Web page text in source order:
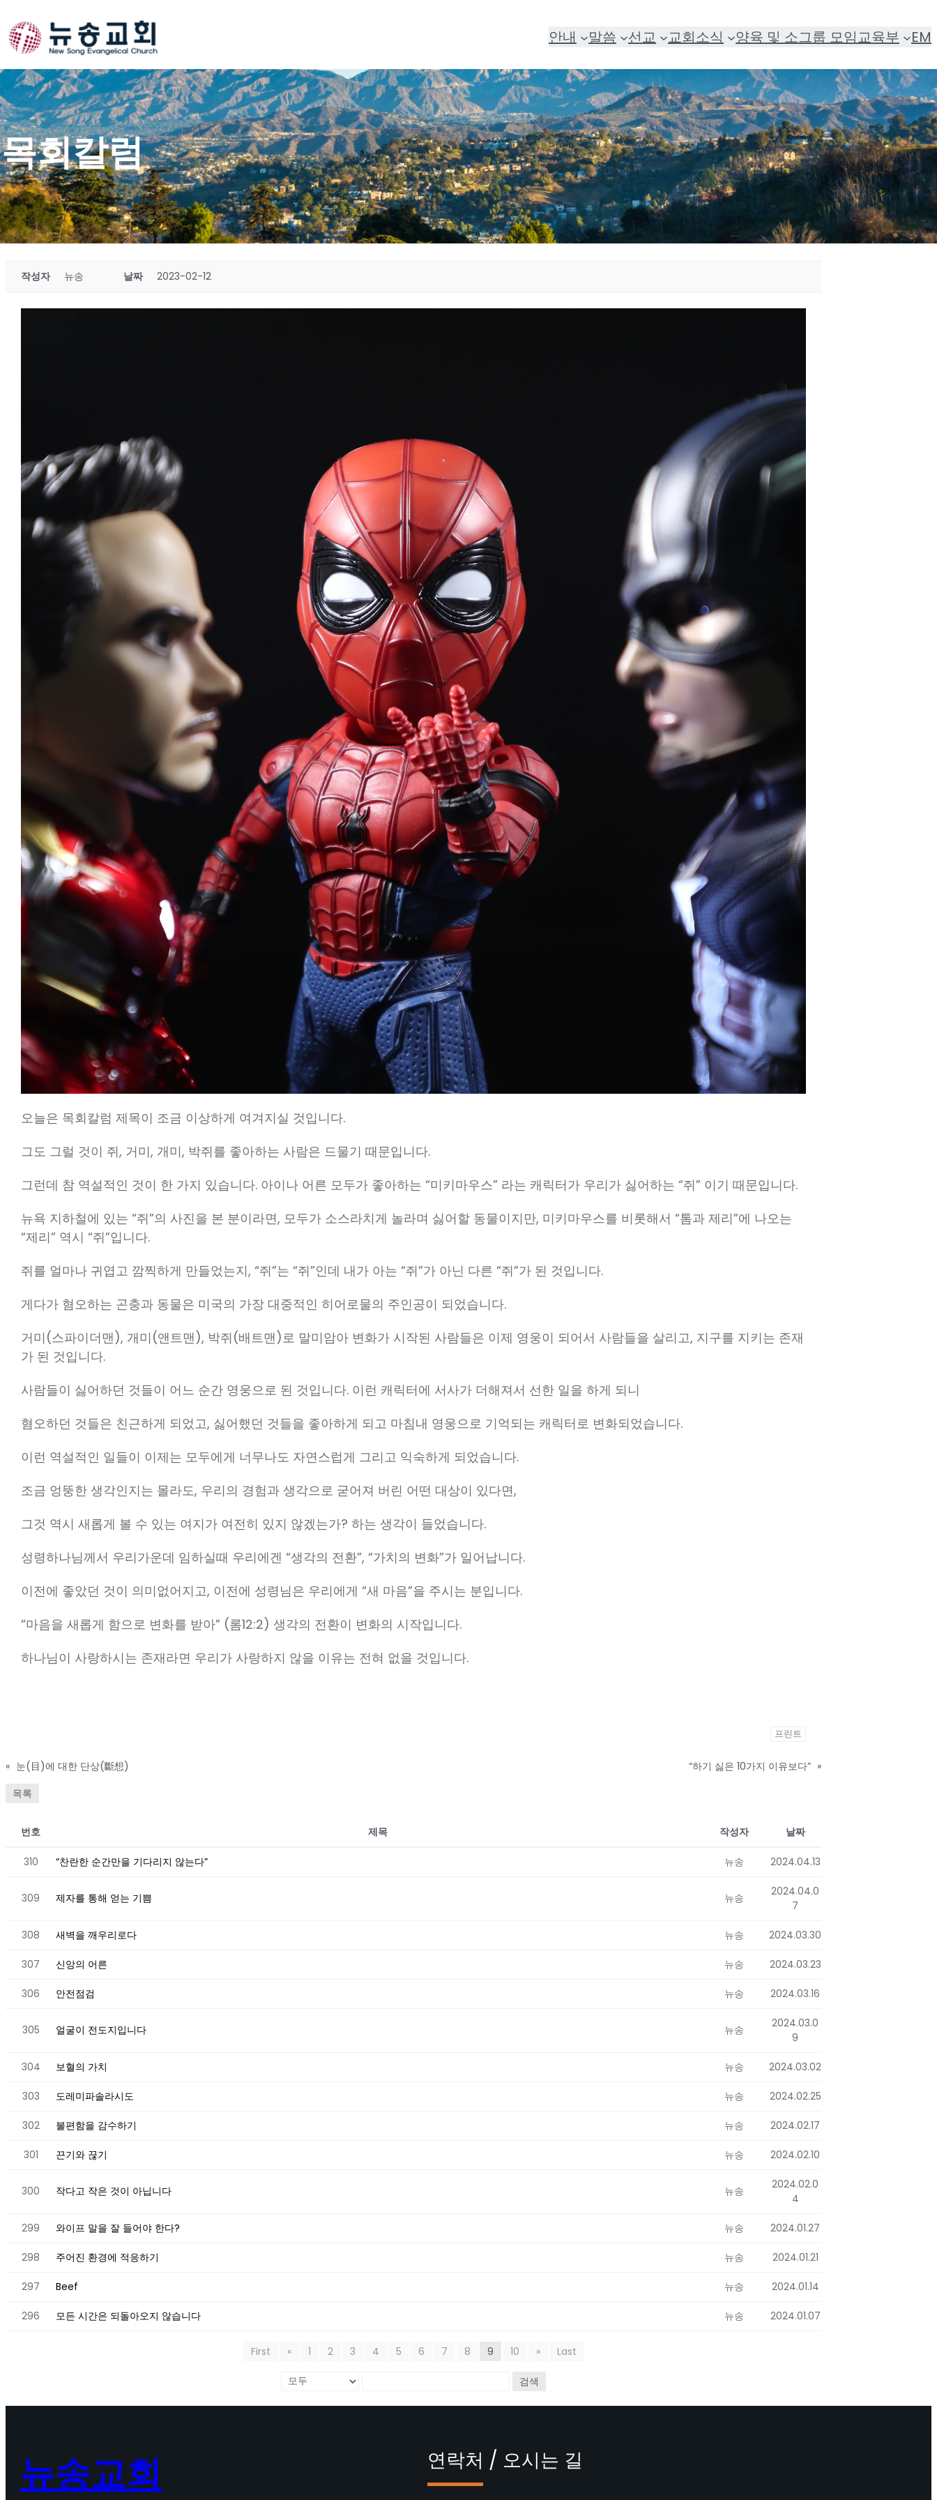
to
content
안내 말씀 선교 교회소식 양육 및 소그룹 모임교육부 EM
목회칼럼
작성자 뉴송 날짜 2023-02-12
오늘은 목회칼럼 제목이 조금 이상하게 여겨지실 것입니다.
그도 그럴 것이 쥐, 거미, 개미, 박쥐를 좋아하는 사람은 드물기 때문입니다.
그런데 참 역설적인 것이 한 가지 있습니다. 아이나 어른 모두가 좋아하는 “미키마우스” 라는 캐릭터가 우리가 싫어하는 “쥐” 이기 때문입니다.
뉴욕 지하철에 있는 “쥐”의 사진을 본 분이라면, 모두가 소스라치게 놀라며 싫어할 동물이지만, 미키마우스를 비롯해서 “톰과 제리”에 나오는
“제리” 역시 “쥐”입니다.
쥐를 얼마나 귀엽고 깜찍하게 만들었는지, “쥐”는 “쥐”인데 내가 아는 “쥐”가 아닌 다른 “쥐”가 된 것입니다.
게다가 혐오하는 곤충과 동물은 미국의 가장 대중적인 히어로물의 주인공이 되었습니다.
거미(스파이더맨), 개미(앤트맨), 박쥐(배트맨)로 말미암아 변화가 시작된 사람들은 이제 영웅이 되어서 사람들을 살리고, 지구를 지키는 존재
가 된 것입니다.
사람들이 싫어하던 것들이 어느 순간 영웅으로 된 것입니다. 이런 캐릭터에 서사가 더해져서 선한 일을 하게 되니
혐오하던 것들은 친근하게 되었고, 싫어했던 것들을 좋아하게 되고 마침내 영웅으로 기억되는 캐릭터로 변화되었습니다.
이런 역설적인 일들이 이제는 모두에게 너무나도 자연스럽게 그리고 익숙하게 되었습니다.
조금 엉뚱한 생각인지는 몰라도, 우리의 경험과 생각으로 굳어져 버린 어떤 대상이 있다면,
그것 역시 새롭게 볼 수 있는 여지가 여전히 있지 않겠는가? 하는 생각이 들었습니다.
성령하나님께서 우리가운데 임하실때 우리에겐 “생각의 전환”, “가치의 변화”가 일어납니다.
이전에 좋았던 것이 의미없어지고, 이전에 성령님은 우리에게 “새 마음”을 주시는 분입니다.
“마음을 새롭게 함으로 변화를 받아” (롬12:2) 생각의 전환이 변화의 시작입니다.
하나님이 사랑하시는 존재라면 우리가 사랑하지 않을 이유는 전혀 없을 것입니다.
프린트
« 눈(目)에 대한 단상(斷想) “하기 싫은 10가지 이유보다” »
목록
번호 제목 작성자 날짜
310 “찬란한 순간만을 기다리지 않는다” 뉴송 2024.04.13
309 제자를 통해 얻는 기쁨 뉴송
2024.04.0
7
308 새벽을 깨우리로다 뉴송 2024.03.30
307 신앙의 어른 뉴송 2024.03.23
306 안전점검 뉴송 2024.03.16
305 얼굴이 전도지입니다 뉴송
2024.03.0
9
304 보혈의 가치 뉴송 2024.03.02
303 도레미파솔라시도 뉴송 2024.02.25
302 불편함을 감수하기 뉴송 2024.02.17
301 끈기와 끊기 뉴송 2024.02.10
300 작다고 작은 것이 아닙니다 뉴송
2024.02.0
4
299 와이프 말을 잘 들어야 한다? 뉴송 2024.01.27
298 주어진 환경에 적응하기 뉴송 2024.01.21
297 Beef 뉴송 2024.01.14
296 모든 시간은 되돌아오지 않습니다 뉴송 2024.01.07
First « 1 2 3 4 5 6 7 8 9 10 » Last
검색
뉴송교회 연락처 / 오시는 길